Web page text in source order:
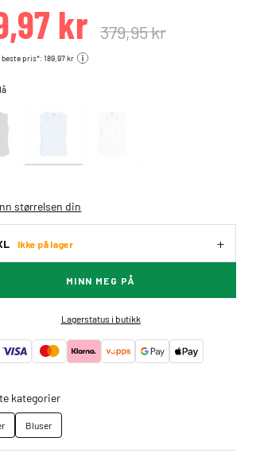
kr 379,95 kr
pris*: 189,97 kr
størrelsen din
Ikke på lager
MINN MEG PÅ
Lagerstatus i butikk
kategorier
Bluser